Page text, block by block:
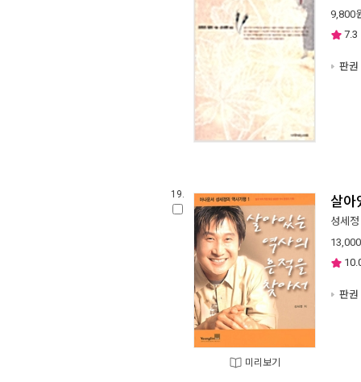
9,800
7.3
판권
19.
미리보기
살아
성세정
13,000
판권